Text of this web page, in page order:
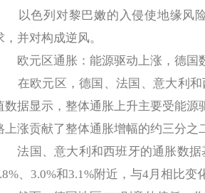
以色列对黎巴嫩的入侵使地缘风险
，并对构成逆风。
欧元区通胀：能源驱动上涨，德国
在欧元区，德国、法国、意大利和
数据显示，整体通胀上升主要受能
上涨贡献了整体通胀增幅的约三分之
法国、意大利和西班牙的通胀数据
、3.0%和3.1%附近，与4月相比变